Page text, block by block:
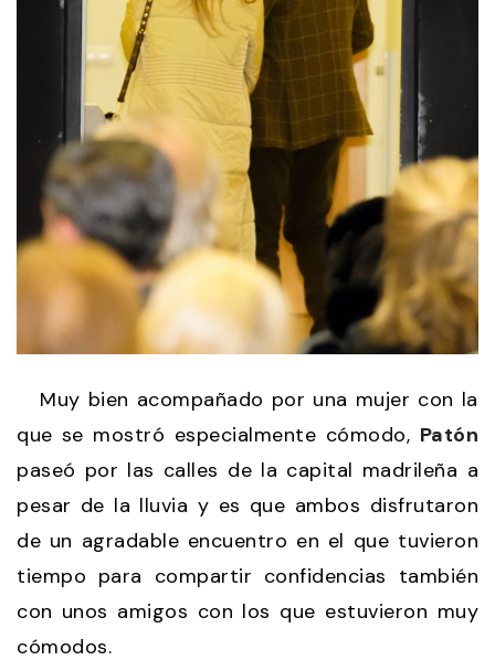
Muy bien acompañado por una mujer con la
que se mostró especialmente cómodo, Patón
paseó por las calles de la capital madrileña a
pesar de la lluvia y es que ambos disfrutaron
de un agradable encuentro en el que tuvieron
tiempo para compartir confidencias también
con unos amigos con los que estuvieron muy
cómodos.